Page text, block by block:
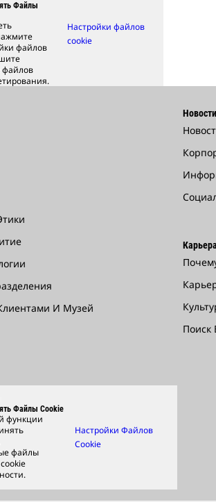
Файлы
файлов
файлов
Настройки файлов
cookie
И Музей
Новости
Карьера
Поиск
Файлы Cookie
функции
файлы
Настройки Файлов
Cookie